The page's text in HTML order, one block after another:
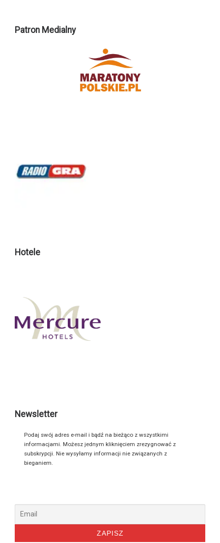
Patron Medialny
Hotele
Newsletter
Podaj swój adres e-mail i bądź na bieżąco z wszystkimi
informacjami. Możesz jednym kliknięciem zrezygnować z
subskrypcji. Nie wysyłamy informacji nie związanych z
bieganiem.